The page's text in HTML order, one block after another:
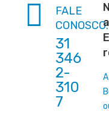
FALE
CONOSCO:
31
346
2-
310
7
a